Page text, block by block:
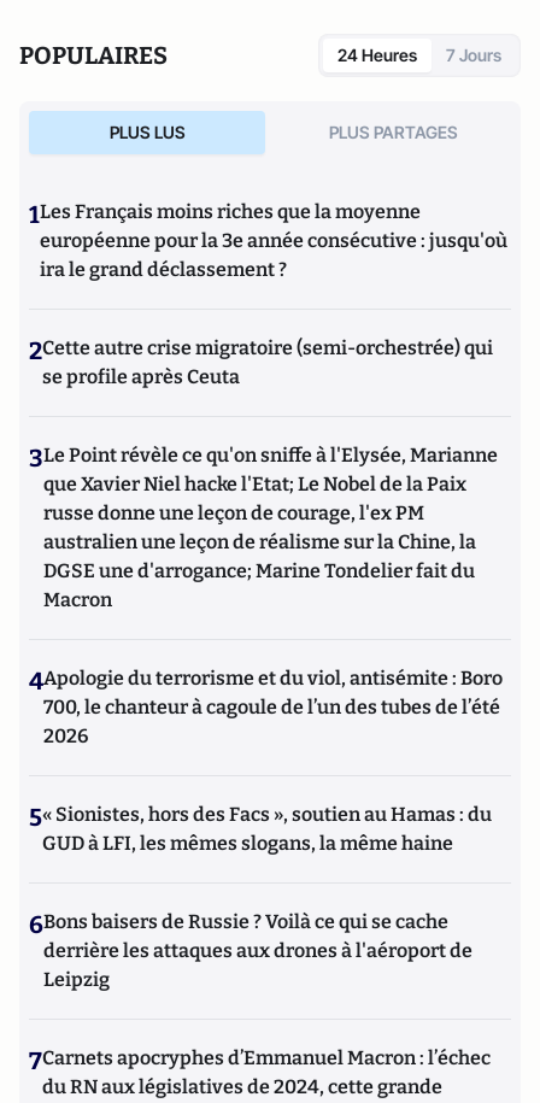
POPULAIRES 24 Heures 7 Jours
PLUS LUS PLUS PARTAGES
1Les Français moins riches que la moyenne
européenne pour la 3e année consécutive : jusqu'où
ira le grand déclassement ?
2Cette autre crise migratoire (semi-orchestrée) qui
se profile après Ceuta
3Le Point révèle ce qu'on sniffe à l'Elysée, Marianne
que Xavier Niel hacke l'Etat; Le Nobel de la Paix
russe donne une leçon de courage, l'ex PM
australien une leçon de réalisme sur la Chine, la
DGSE une d'arrogance; Marine Tondelier fait du
Macron
4Apologie du terrorisme et du viol, antisémite : Boro
700, le chanteur à cagoule de l’un des tubes de l’été
2026
5« Sionistes, hors des Facs », soutien au Hamas : du
GUD à LFI, les mêmes slogans, la même haine
6Bons baisers de Russie ? Voilà ce qui se cache
derrière les attaques aux drones à l'aéroport de
Leipzig
7Carnets apocryphes d’Emmanuel Macron : l’échec
du RN aux législatives de 2024, cette grande